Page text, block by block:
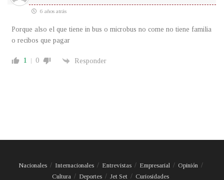
6 años atrás
Porque also el que tiene in bus o microbus no come no tiene familia
o recibos que pagar
1 0 Responder
Nacionales Internacionales Entrevistas Empresarial
Opinión
Cultura
Deportes Jet Set Curiosidades